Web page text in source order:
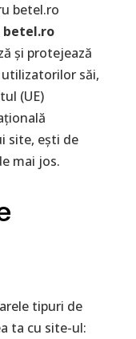
betel.ro
betel.ro
și protejează
săi,
(UE)
site, ești de
mai jos.
tipuri de
ta cu site-ul: